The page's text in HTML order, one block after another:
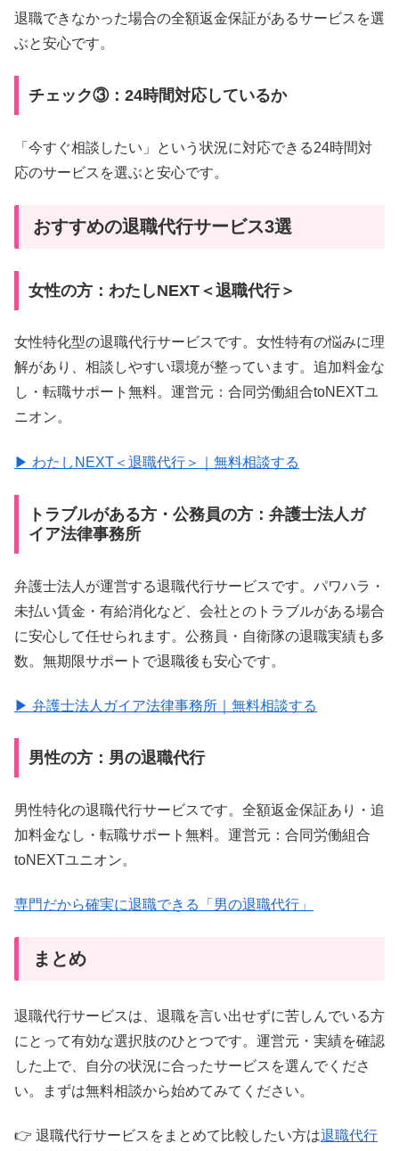
退職できなかった場合の全額返金保証があるサービスを選
ぶと安心です。
チェック③：24時間対応しているか
「今すぐ相談したい」という状況に対応できる24時間対
応のサービスを選ぶと安心です。
おすすめの退職代行サービス3選
女性の方：わたしNEXT＜退職代行＞
女性特化型の退職代行サービスです。女性特有の悩みに理
解があり、相談しやすい環境が整っています。追加料金な
し・転職サポート無料。運営元：合同労働組合toNEXTユ
ニオン。
▶ わたしNEXT＜退職代行＞｜無料相談する
トラブルがある方・公務員の方：弁護士法人ガ
イア法律事務所
弁護士法人が運営する退職代行サービスです。パワハラ・
未払い賃金・有給消化など、会社とのトラブルがある場合
に安心して任せられます。公務員・自衛隊の退職実績も多
数。無期限サポートで退職後も安心です。
▶ 弁護士法人ガイア法律事務所｜無料相談する
男性の方：男の退職代行
男性特化の退職代行サービスです。全額返金保証あり・追
加料金なし・転職サポート無料。運営元：合同労働組合
toNEXTユニオン。
専門だから確実に退職できる「男の退職代行」
まとめ
退職代行サービスは、退職を言い出せずに苦しんでいる方
にとって有効な選択肢のひとつです。運営元・実績を確認
した上で、自分の状況に合ったサービスを選んでくださ
い。まずは無料相談から始めてみてください。
👉 退職代行サービスをまとめて比較したい方は退職代行